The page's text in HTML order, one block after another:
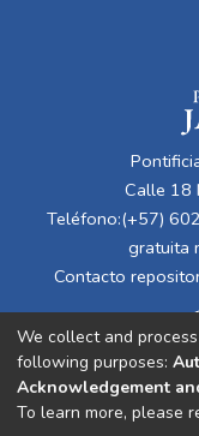
Calle 18
Teléfono:(+57)
gratuita
Contacto
We collect and
following purposes:
Acknowledgement
To learn more, please